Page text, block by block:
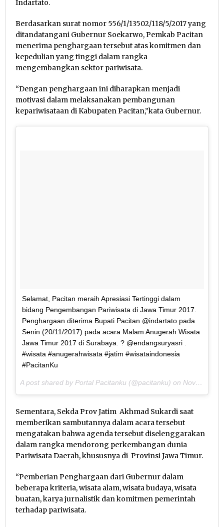
Indartato.
Berdasarkan surat nomor 556/1/13502/118/5/2017 yang
ditandatangani Gubernur Soekarwo, Pemkab Pacitan
menerima penghargaan tersebut atas komitmen dan
kepedulian yang tinggi dalam rangka
mengembangkan sektor pariwisata.
“Dengan penghargaan ini diharapkan menjadi
motivasi dalam melaksanakan pembangunan
kepariwisataan di Kabupaten Pacitan,”kata Gubernur.
Selamat, Pacitan meraih Apresiasi Tertinggi dalam
bidang Pengembangan Pariwisata di Jawa Timur 2017.
Penghargaan diterima Bupati Pacitan @indartato pada
Senin (20/11/2017) pada acara Malam Anugerah Wisata
Jawa Timur 2017 di Surabaya. ? @endangsuryasri .
#wisata #anugerahwisata #jatim #wisataindonesia
#PacitanKu
A post shared by Portal Pacitanku (@pacitanku) on Nov 20, 2017 at 3:53pm PST
Sementara, Sekda Prov Jatim Akhmad Sukardi saat
memberikan sambutannya dalam acara tersebut
mengatakan bahwa agenda tersebut diselenggarakan
dalam rangka mendorong perkembangan dunia
Pariwisata Daerah, khususnya di Provinsi Jawa Timur.
“Pemberian Penghargaan dari Gubernur dalam
beberapa kriteria, wisata alam, wisata budaya, wisata
buatan, karya jurnalistik dan komitmen pemerintah
terhadap pariwisata.